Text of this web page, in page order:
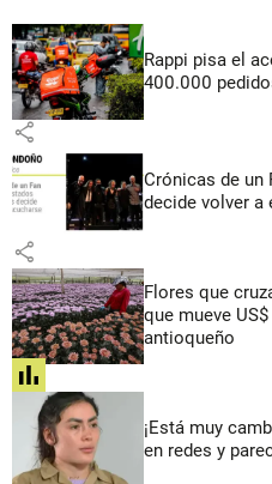
Rappi pisa el
400.000
share
Crónicas de un
decide volver a
share
Flores que
que mueve
antioqueño
share
¡Está muy
en redes y